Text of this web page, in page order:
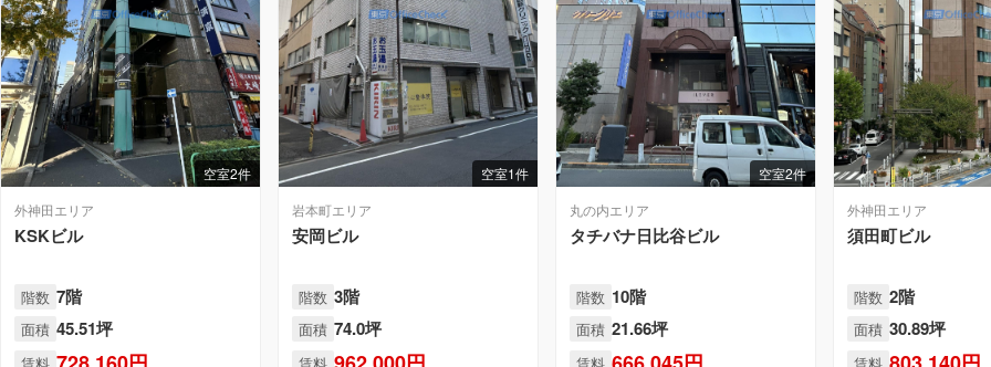
空室2件
外神田エリア
KSKビル
階数 7階
面積 45.51坪
空室1件
岩本町エリア
安岡ビル
階数 3階
面積 74.0坪
空室2件
丸の内エリア
タチバナ日比谷ビル
階数 10階
面積 21.66坪
外神田エリア
須田町ビル
階数 2階
面積 30.89坪